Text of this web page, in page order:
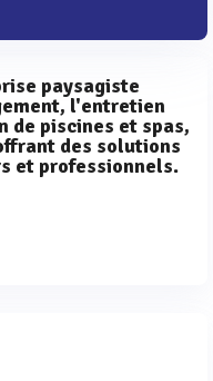
paysagiste
l'entretien
piscines et spas,
des solutions
et professionnels.